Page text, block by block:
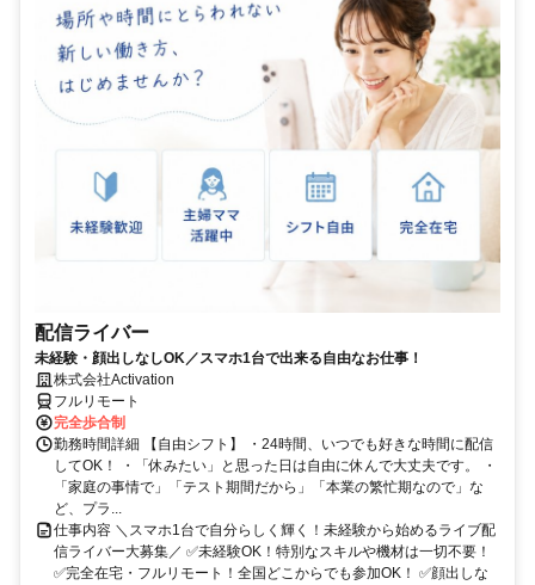
配信ライバー
未経験・顔出しなしOK／スマホ1台で出来る自由なお仕事！
株式会社Activation
フルリモート
完全歩合制
勤務時間詳細 【自由シフト】 ・24時間、いつでも好きな時間に配信
してOK！ ・「休みたい」と思った日は自由に休んで大丈夫です。 ・
「家庭の事情で」「テスト期間だから」「本業の繁忙期なので」な
ど、プラ...
仕事内容 ＼スマホ1台で自分らしく輝く！未経験から始めるライブ配
信ライバー大募集／ ✅未経験OK！特別なスキルや機材は一切不要！
✅完全在宅・フルリモート！全国どこからでも参加OK！ ✅顔出しな